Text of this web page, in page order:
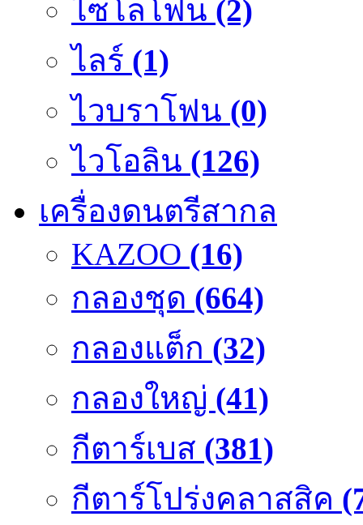
ไซโลโฟน (2)
ไลร์ (1)
ไวบราโฟน (0)
ไวโอลิน (126)
เครื่องดนตรีสากล
KAZOO (16)
กลองชุด (664)
กลองแต็ก (32)
กลองใหญ่ (41)
กีตาร์เบส (381)
กีตาร์โปร่งคลาสสิค